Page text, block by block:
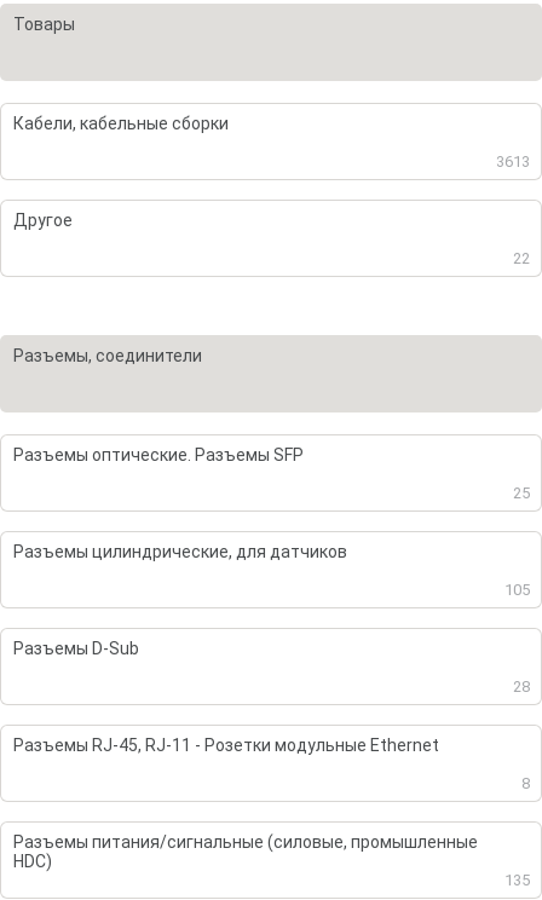
Товары
Кабели, кабельные сборки
3613
Другое
22
Разъемы, соединители
Разъемы оптические. Разъемы SFP
25
Разъемы цилиндрические, для датчиков
105
Разъемы D-Sub
28
Разъемы RJ-45, RJ-11 - Розетки модульные Ethernet
8
Разъемы питания/сигнальные (силовые, промышленные
HDC)
135